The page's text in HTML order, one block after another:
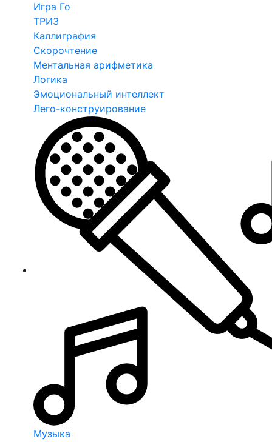
Игра Го
ТРИЗ
Каллиграфия
Скорочтение
Ментальная арифметика
Логика
Эмоциональный интеллект
Лего-конструирование
Музыка